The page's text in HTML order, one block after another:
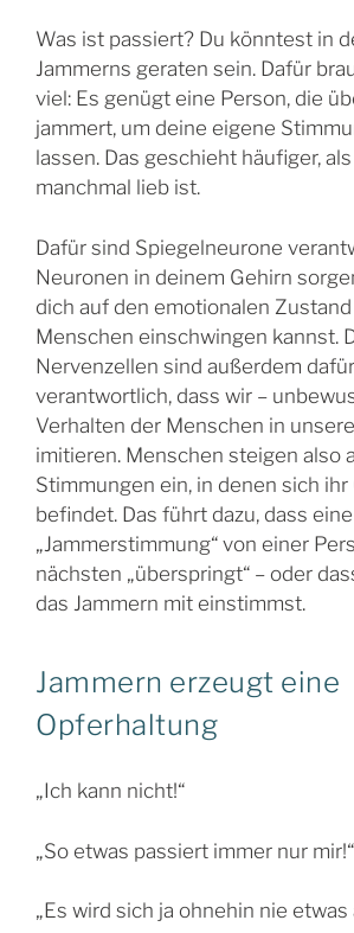
Was ist passiert? Du könntest in
Jammerns geraten sein. Dafür
viel: Es genügt eine Person, die
jammert, um deine eigene
lassen. Das geschieht häufiger,
manchmal lieb ist.
Dafür sind Spiegelneurone
Neuronen in deinem Gehirn
dich auf den emotionalen
Menschen einschwingen kannst.
Nervenzellen sind außerdem dafür
verantwortlich, dass wir –
Verhalten der Menschen in
imitieren. Menschen steigen also
Stimmungen ein, in denen sich
befindet. Das führt dazu, dass eine
„Jammerstimmung“ von einer
nächsten „überspringt“ – oder
das Jammern mit einstimmst.
Jammern erzeugt eine
Opferhaltung
„Ich kann nicht!“
„So etwas passiert immer nur mir!“
„Es wird sich ja ohnehin nie etwas